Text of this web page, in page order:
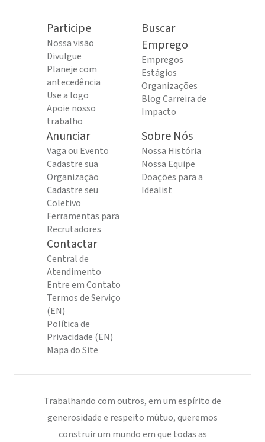
Participe
Nossa visão
Divulgue
Planeje com
antecedência
Use a logo
Apoie nosso
trabalho
Buscar
Emprego
Empregos
Estágios
Organizações
Blog Carreira de
Impacto
Anunciar
Vaga ou Evento
Cadastre sua
Organização
Cadastre seu
Coletivo
Ferramentas para
Recrutadores
Sobre Nós
Nossa História
Nossa Equipe
Doações para a
Idealist
Contactar
Central de
Atendimento
Entre em Contato
Termos de Serviço
(EN)
Política de
Privacidade (EN)
Mapa do Site
Trabalhando com outros, em um espírito de
generosidade e respeito mútuo, queremos
construir um mundo em que todas as